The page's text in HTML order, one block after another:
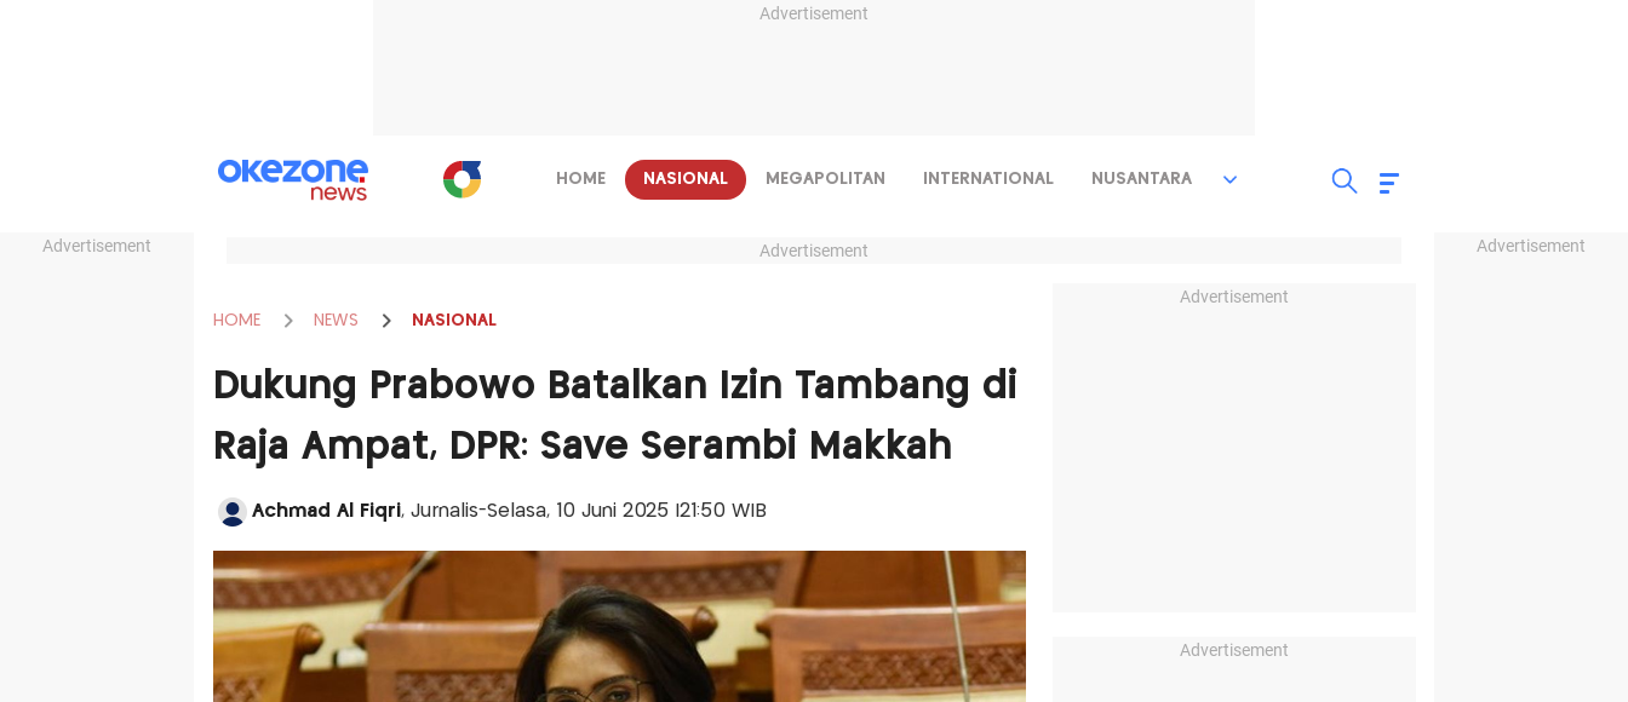
Advertisement
Advertisement Advertisement
HOME NASIONAL MEGAPOLITAN INTERNATIONAL NUSANTARA
Advertisement
HOME NEWS NASIONAL
Dukung Prabowo Batalkan Izin Tambang di
Raja Ampat, DPR: Save Serambi Makkah
Achmad Al Fiqri, Jurnalis-Selasa, 10 Juni 2025 |21:50 WIB
Advertisement
Advertisement